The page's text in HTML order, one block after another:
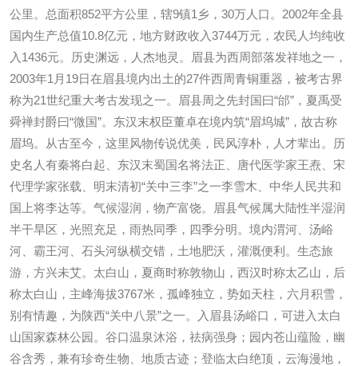
公里。总面积852平方公里，辖9镇1乡，30万人口。2002年全县
国内生产总值10.8亿元，地方财政收入3744万元，农民人均纯收
入1436元。历史渊远，人杰地灵。眉县为西周部落发祥地之一，
2003年1月19日在眉县境内出土的27件西周青铜重器，被考古界
称为21世纪重大考古发现之一。眉县周之先封国曰“邰”，夏禹受
舜禅封爵曰“微国”。东汉末权臣董卓在境内筑“眉坞城”，故古称
眉坞。从古至今，这里风物传说优美，民风淳朴，人才辈出。历
史名人有秦将白起、东汉末蜀国名将法正、唐代医学家王焘、宋
代理学家张载、明末清初“关中三李”之一李雪木、中华人民共和
国上将李达等。气候湿润，物产富饶。眉县气候属大陆性半湿润
半干旱区，光照充足，雨热同季，四季分明。境内渭河、汤峪
河、霸王河、石头河纵横交错，土地肥沃，灌溉便利。生态旅
游，方兴未艾。太白山，夏商时称敦物山，西汉时称太乙山，后
称太白山，主峰海拔3767米，孤峰独立，势如天柱，六月积雪，
别有情趣，为陕西“关中八景”之一。入眉县汤峪口，可进入太白
山国家森林公园。谷口温泉沐浴，祛病强身；园内苍山蕴险，幽
谷含秀，兼有珍奇生物、地质古迹；登临太白绝顶，云海漫地，